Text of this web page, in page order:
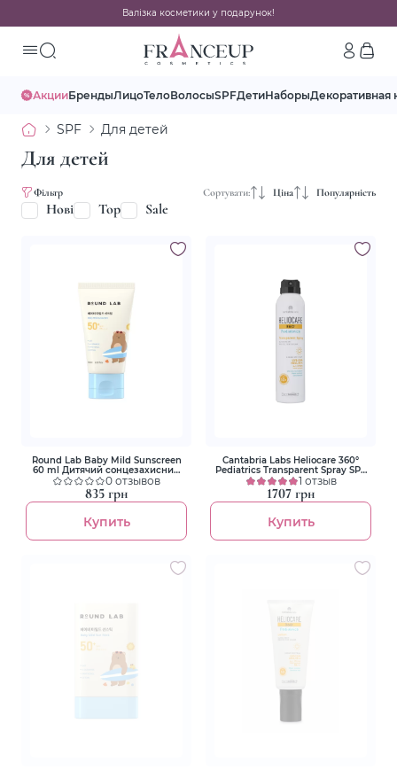
Валізка косметики у подарунок!
АкцииБрендыЛицоТелоВолосыSPFДетиНаборыДекоративная
SPF Для детей
Для детей
Фільтр Сортувати: Ціна Популярність
Нові Top Sale
Round Lab Baby Mild Sunscreen
60 ml Дитячий сонцезахисний
крем0 отзывов
835 грн
Купить
Cantabria Labs Heliocare 360°
Pediatrics Transparent Spray SPF
50+ 200 ml Детский
солнцезащитный спрей
1 отзыв
1707 грн
Купить